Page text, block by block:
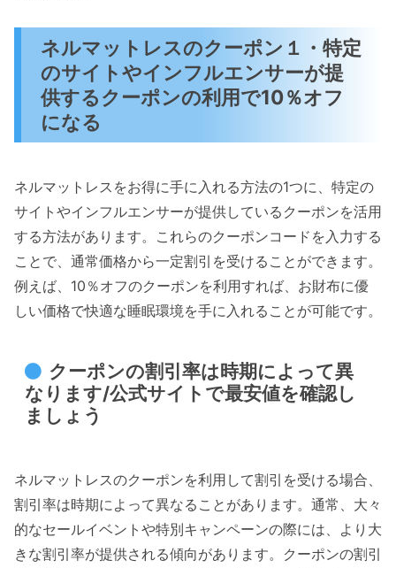
ネルマットレスのクーポン１・特定
のサイトやインフルエンサーが提
供するクーポンの利用で10％オフ
になる
ネルマットレスをお得に手に入れる方法の1つに、特定の
サイトやインフルエンサーが提供しているクーポンを活用
する方法があります。これらのクーポンコードを入力する
ことで、通常価格から一定割引を受けることができます。
例えば、10％オフのクーポンを利用すれば、お財布に優
しい価格で快適な睡眠環境を手に入れることが可能です。
クーポンの割引率は時期によって異
なります/公式サイトで最安値を確認し
ましょう
ネルマットレスのクーポンを利用して割引を受ける場合、
割引率は時期によって異なることがあります。通常、大々
的なセールイベントや特別キャンペーンの際には、より大
きな割引率が提供される傾向があります。クーポンの割引